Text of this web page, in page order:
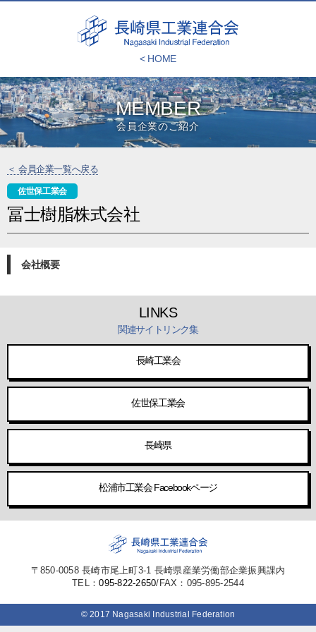
< HOME
MEMBER
会員企業のご紹介
＜ 会員企業一覧へ戻る
佐世保工業会
冨士樹脂株式会社
会社概要
LINKS
関連サイトリンク集
長崎工業会
佐世保工業会
長崎県
松浦市工業会 Facebookページ
〒850-0058 長崎市尾上町3-1 長崎県産業労働部企業振興課内
TEL：095-822-2650/FAX：095-895-2544
© 2017 Nagasaki Industrial Federation